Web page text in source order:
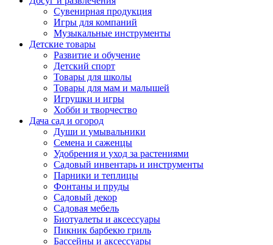
Сувенирная продукция
Игры для компаний
Музыкальные инструменты
Детские товары
Развитие и обучение
Детский спорт
Товары для школы
Товары для мам и малышей
Игрушки и игры
Хобби и творчество
Дача сад и огород
Души и умывальники
Семена и саженцы
Удобрения и уход за растениями
Садовый инвентарь и инструменты
Парники и теплицы
Фонтаны и пруды
Садовый декор
Садовая мебель
Биотуалеты и аксессуары
Пикник барбекю гриль
Бассейны и аксессуары